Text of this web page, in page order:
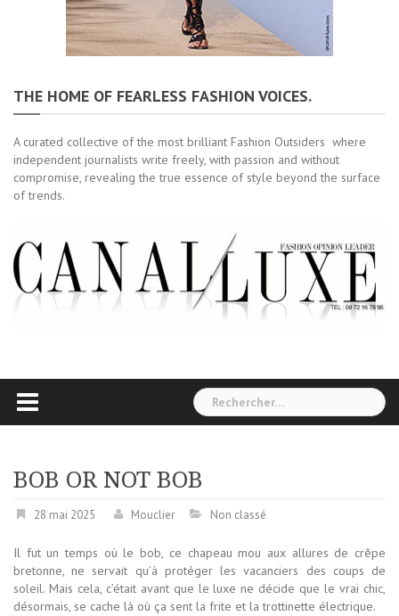
THE HOME OF FEARLESS FASHION VOICES.
A curated collective of the most brilliant Fashion Outsiders where
independent journalists write freely, with passion and without
compromise, revealing the true essence of style beyond the surface
of trends.
Rechercher :
BOB OR NOT BOB
28 mai 2025 Mouclier Non classé
Il fut un temps où le bob, ce chapeau mou aux allures de crêpe
bretonne, ne servait qu’à protéger les vacanciers des coups de
soleil. Mais cela, c’était avant que le luxe ne décide que le vrai chic,
désormais, se cache là où ça sent la frite et la trottinette électrique.